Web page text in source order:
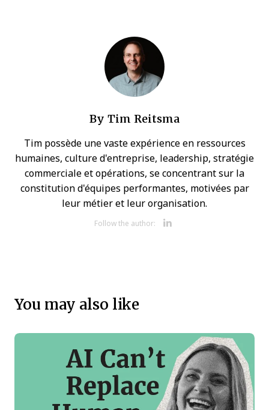
By Tim Reitsma
Tim possède une vaste expérience en ressources
humaines, culture d'entreprise, leadership, stratégie
commerciale et opérations, se concentrant sur la
constitution d'équipes performantes, motivées par
leur métier et leur organisation.
Follow the author:
You may also like